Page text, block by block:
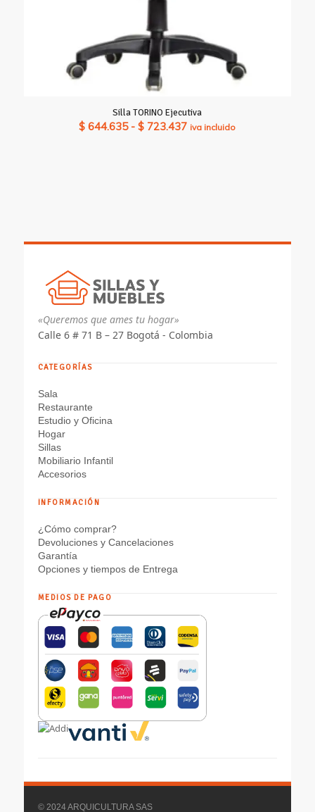
Silla TORINO Ejecutiva
$ 644.635 - $ 723.437Rango
iva incluido
«Queremos que ames tu hogar»
Calle 6 # 71 B – 27 Bogotá - Colombia
CATEGORÍAS
Sala
Restaurante
Estudio y Oficina
Hogar
Sillas
Mobiliario Infantil
Accesorios
INFORMACIÓN
¿Cómo comprar?
Devoluciones y Cancelaciones
Garantía
Opciones y tiempos de Entrega
MEDIOS DE PAGO
© 2024 ARQUICULTURA SAS